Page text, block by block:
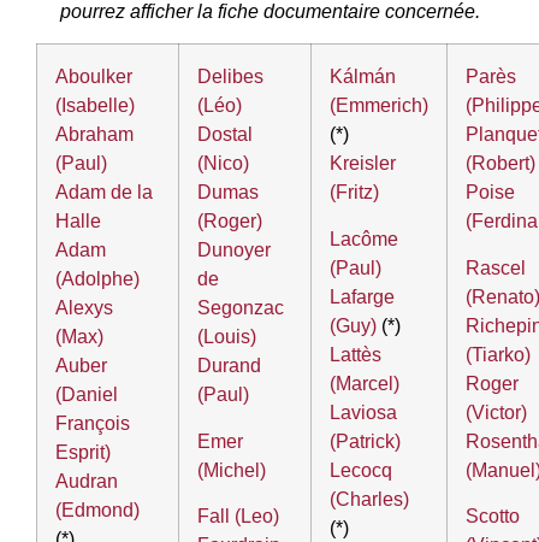
pourrez afficher la fiche documentaire concernée.
Aboulker
(Isabelle)
Abraham
(Paul)
Adam de la
Halle
Adam
(Adolphe)
Alexys
(Max)
Auber
(Daniel
François
Esprit)
Audran
(Edmond)
Delibes
(Léo)
Dostal
(Nico)
Dumas
(Roger)
Dunoyer
de
Segonzac
(Louis)
Durand
(Paul)
Emer
(Michel)
Fall (Leo)
Kálmán
(Emmerich)
(*)
Kreisler
(Fritz)
Lacôme
(Paul)
Lafarge
(Guy) (*)
Lattès
(Marcel)
Laviosa
(Patrick)
Lecocq
(Charles)
(*)
Parès
(Robert)
Poise
Rascel
(Renato)
(Tiarko)
Roger
(Victor)
Scotto